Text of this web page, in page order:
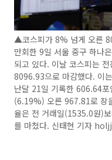
▲코스피가 8% 넘게 오른
만회한 9일 서울 중구 하나
되고 있다. 이날 코스피는
8096.93으로 마감했다. 이
난달 21일 기록한 606.64
(6.19%) 오른 967.81로 장
율은 전 거래일(1535.0원)
를 마쳤다. 신태현 기자